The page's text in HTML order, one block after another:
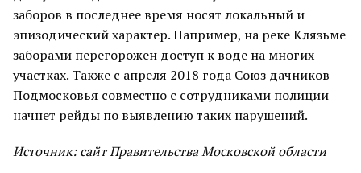
заборов в последнее время носят локальный и
эпизодический характер. Например, на реке Клязьме
заборами перегорожен доступ к воде на многих
участках. Также с апреля 2018 года Союз дачников
Подмосковья совместно с сотрудниками полиции
начнет рейды по выявлению таких нарушений.
Источник: сайт Правительства Московской области